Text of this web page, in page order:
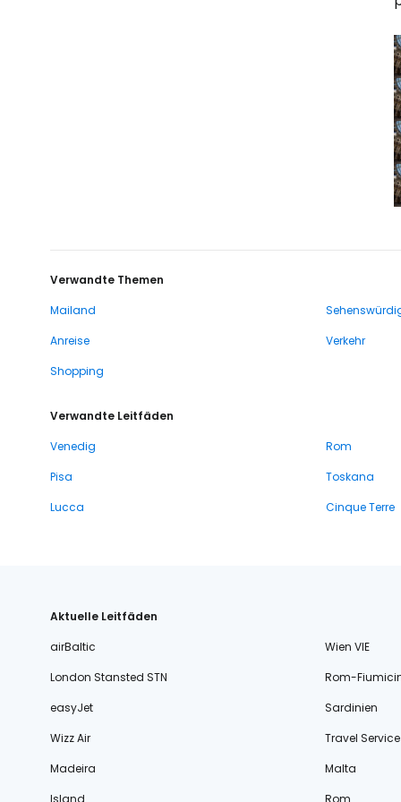
Verwandte Themen
Mailand
Anreise
Verkehr
Shopping
Verwandte Leitfäden
Venedig
Rom
Pisa
Toskana
Lucca
Cinque Terre
Aktuelle Leitfäden
airBaltic
Wien VIE
London Stansted STN
Rom-
easyJet
Sardinien
Wizz Air
Travel Service
Madeira
Malta
Island
Rom